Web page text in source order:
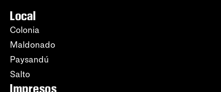
Local
Colonia
Maldonado
Paysandú
Salto
Impresos